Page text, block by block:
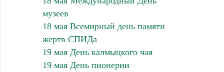
музеев
18 мая Всемирный день памяти
жертв СПИДа
19 мая День калмыцкого чая
19 мая День пионерии